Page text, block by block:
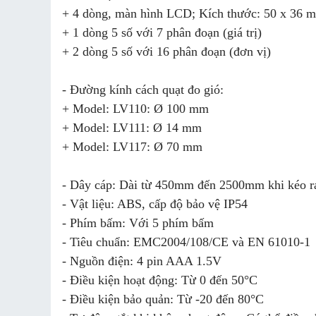
+ 4 dòng, màn hình LCD; Kích thước: 50 x 36
+ 1 dòng 5 số với 7 phân đoạn (giá trị)
+ 2 dòng 5 số với 16 phân đoạn (đơn vị)
- Đường kính cách quạt đo gió:
+ Model: LV110: Ø 100 mm
+ Model: LV111: Ø 14 mm
+ Model: LV117: Ø 70 mm
- Dây cáp: Dài từ 450mm đến 2500mm khi kéo
- Vật liệu: ABS, cấp độ bảo vệ IP54
- Phím bấm: Với 5 phím bấm
- Tiêu chuẩn: EMC2004/108/CE và EN 61010-1
- Nguồn điện: 4 pin AAA 1.5V
- Điều kiện hoạt động: Từ 0 đến 50°C
- Điều kiện bảo quản: Từ -20 đến 80°C